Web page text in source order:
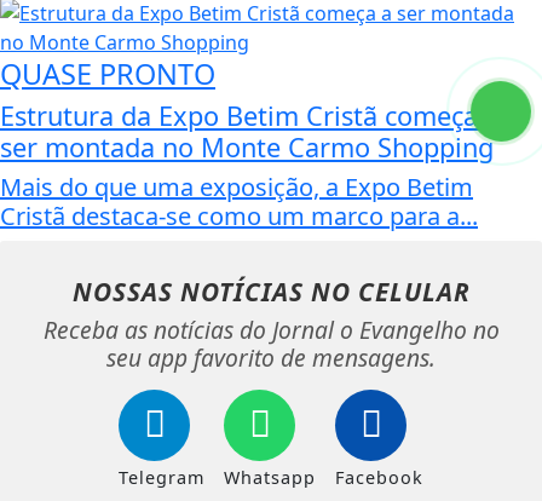
QUASE PRONTO
Estrutura da Expo Betim Cristã começa a
ser montada no Monte Carmo Shopping
Mais do que uma exposição, a Expo Betim
Cristã destaca-se como um marco para a...
NOSSAS NOTÍCIAS NO CELULAR
Receba as notícias do Jornal o Evangelho no
seu app favorito de mensagens.
Telegram Whatsapp Facebook